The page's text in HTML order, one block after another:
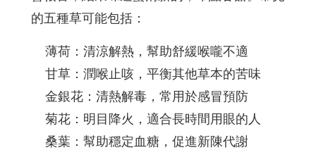
的五種草可能包括：
薄荷：清涼解熱，幫助舒緩喉嚨不適
甘草：潤喉止咳，平衡其他草本的苦味
金銀花：清熱解毒，常用於感冒預防
菊花：明目降火，適合長時間用眼的人
桑葉：幫助穩定血糖，促進新陳代謝